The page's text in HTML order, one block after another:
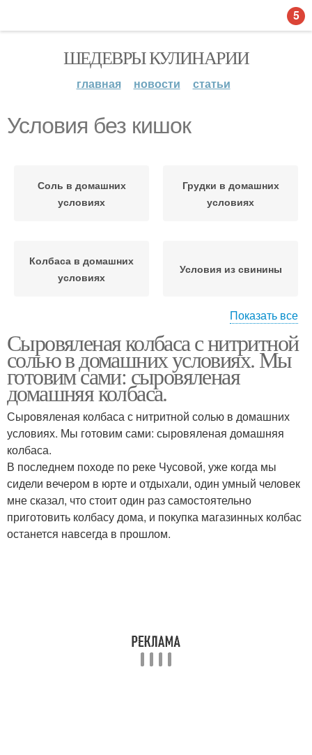
ШЕДЕВРЫ КУЛИНАРИИ
главная новости статьи
Условия без кишок
Соль в домашних
условиях
Грудки в домашних
условиях
Колбаса в домашних
условиях
Условия из свинины
Условия без нитритной
Показать все
Сыровяленая колбаса с нитритной
солью в домашних условиях. Мы
готовим сами: сыровяленая
домашняя колбаса.
Сыровяленая колбаса с нитритной солью в домашних
условиях. Мы готовим сами: сыровяленая домашняя
колбаса.
В последнем походе по реке Чусовой, уже когда мы
сидели вечером в юрте и отдыхали, один умный человек
мне сказал, что стоит один раз самостоятельно
приготовить колбасу дома, и покупка магазинных колбас
останется навсегда в прошлом.
5